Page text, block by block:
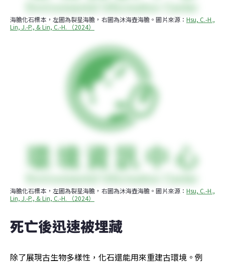
海膽化石標本，左圖為裂星海膽，右圖為沐海壺海膽。圖片來源： Hsu, C.-H.,
Lin, J.-P., & Lin, C.-H. （2024）
海膽化石標本，左圖為裂星海膽，右圖為沐海壺海膽。圖片來源： Hsu, C.-H.,
Lin, J.-P., & Lin, C.-H. （2024）
死亡後迅速被埋藏
除了展現古生物多樣性，化石還能用來重建古環境。例